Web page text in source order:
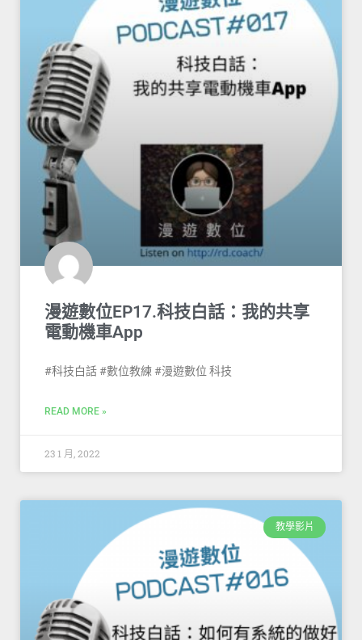
漫遊數位EP17.科技白話：我的共享
電動機車App
#科技白話 #數位教練 #漫遊數位 科技
READ MORE »
23 1 月, 2022
教學影片